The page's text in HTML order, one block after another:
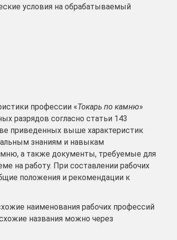
условия на обрабатываемый
профессии «Токарь по камню»
разрядов согласно статьи 143
приведенных выше характеристик
знаниям и навыкам
а также документы, требуемые для
на работу. При составлении рабочих
положения и рекомендации к
наименования рабочих профессий
названия можно через